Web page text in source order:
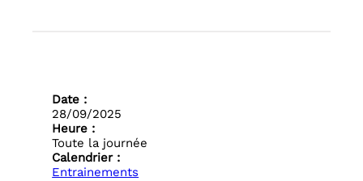
Date :
28/09/2025
Heure :
Toute la journée
Calendrier :
Entrainements